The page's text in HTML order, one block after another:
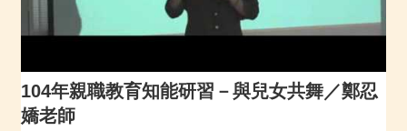
104年親職教育知能研習－與兒女共舞／鄭忍
嬌老師